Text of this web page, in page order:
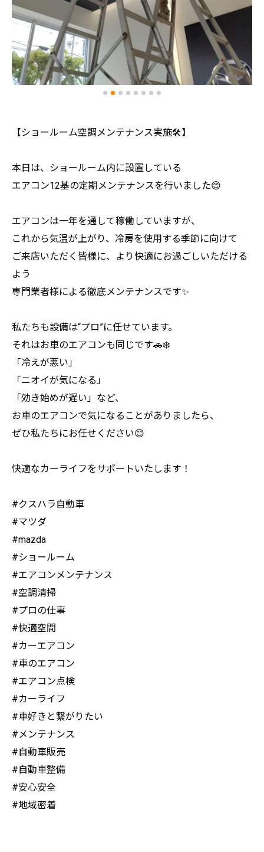
【ショールーム空調メンテナンス実施🛠️】
本日は、ショールーム内に設置している
エアコン12基の定期メンテナンスを行いました😊
エアコンは一年を通して稼働していますが、
これから気温が上がり、冷房を使用する季節に向けて
ご来店いただく皆様に、より快適にお過ごしいただける
よう
専門業者様による徹底メンテナンスです✨
私たちも設備は“プロ”に任せています。
それはお車のエアコンも同じです🚗❄️
「冷えが悪い」
「ニオイが気になる」
「効き始めが遅い」など、
お車のエアコンで気になることがありましたら、
ぜひ私たちにお任せください😊
快適なカーライフをサポートいたします！
#クスハラ自動車
#マツダ
#mazda
#ショールーム
#エアコンメンテナンス
#空調清掃
#プロの仕事
#快適空間
#カーエアコン
#車のエアコン
#エアコン点検
#カーライフ
#車好きと繋がりたい
#メンテナンス
#自動車販売
#自動車整備
#安心安全
#地域密着